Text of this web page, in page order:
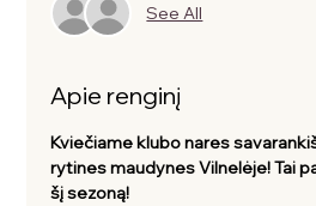
See All
Apie renginį
Kviečiame klubo nares
rytines maudynes Vilnelėje! Tai
šį sezoną!